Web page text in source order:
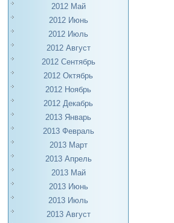
2012 Май
2012 Июнь
2012 Июль
2012 Август
2012 Сентябрь
2012 Октябрь
2012 Ноябрь
2012 Декабрь
2013 Январь
2013 Февраль
2013 Март
2013 Апрель
2013 Май
2013 Июнь
2013 Июль
2013 Август